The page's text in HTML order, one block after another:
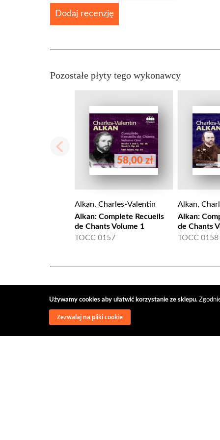
Używamy cookies aby ułatwić korzystanie ze sklepu.
Zezwalaj na pliki cookie
Dodaj recenzję
Pozostałe płyty tego wykonawcy
58,00 zł
Alkan, Charles-Valentin
Alkan: Complete Recueils
de Chants Volume 1
TOCC 0157
Alkan,
Alkan:
de Chants
TOCC 0158